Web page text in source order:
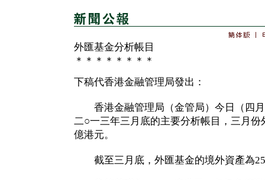
外匯基金分析帳目
＊＊＊＊＊＊＊＊
下稿代香港金融管理局發出：
香港金融管理局（金管局）今日（四月
二○一三年三月底的主要分析帳目，三月份
億港元。
截至三月底，外匯基金的境外資產為